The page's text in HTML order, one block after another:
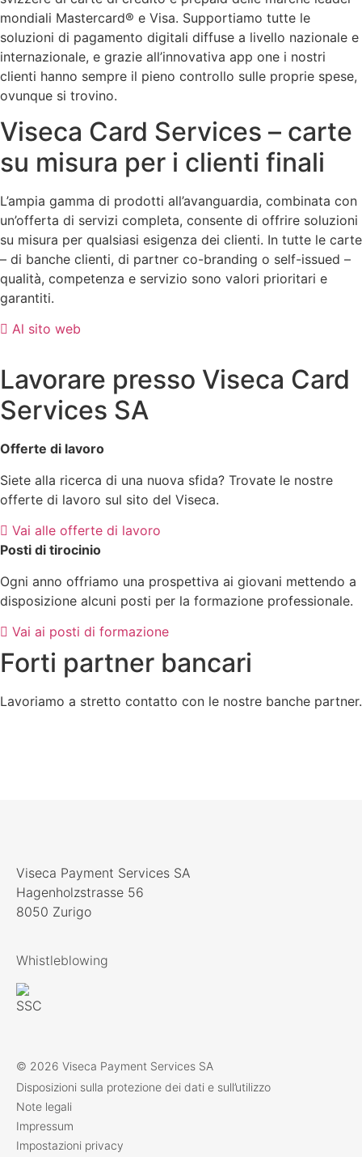
mondiali Mastercard® e Visa. Supportiamo tutte le
soluzioni di pagamento digitali diffuse a livello nazionale e
internazionale, e grazie all’innovativa app one i nostri
clienti hanno sempre il pieno controllo sulle proprie spese,
ovunque si trovino.
Viseca Card Services – carte
su misura per i clienti finali
L’ampia gamma di prodotti all’avanguardia, combinata con
un’offerta di servizi completa, consente di offrire soluzioni
su misura per qualsiasi esigenza dei clienti. In tutte le carte
– di banche clienti, di partner co-branding o self-issued –
qualità, competenza e servizio sono valori prioritari e
garantiti.
Al sito web
Lavorare presso Viseca Card
Services SA
Offerte di lavoro
Siete alla ricerca di una nuova sfida? Trovate le nostre
offerte di lavoro sul sito del Viseca.
Vai alle offerte di lavoro
Posti di tirocinio
Ogni anno offriamo una prospettiva ai giovani mettendo a
disposizione alcuni posti per la formazione professionale.
Vai ai posti di formazione
Forti partner bancari
Lavoriamo a stretto contatto con le nostre banche partner.
Viseca Payment Services SA
Hagenholzstrasse 56
8050 Zurigo
Whistleblowing
© 2026 Viseca Payment Services SA
Disposizioni sulla protezione dei dati e sull’utilizzo
Note legali
Impressum
Impostazioni privacy